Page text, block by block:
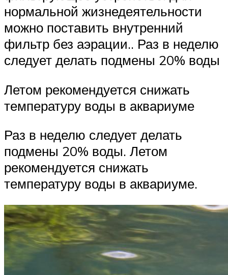
нормальной жизнедеятельности
можно поставить внутренний
фильтр без аэрации.. Раз в неделю
следует делать подмены 20% воды
Летом рекомендуется снижать
температуру воды в аквариуме
Раз в неделю следует делать
подмены 20% воды. Летом
рекомендуется снижать
температуру воды в аквариуме.